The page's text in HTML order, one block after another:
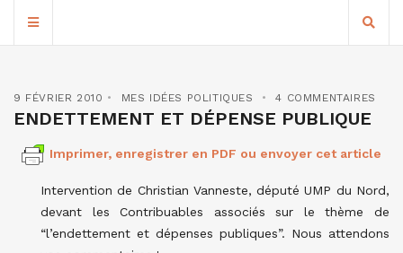
9 FÉVRIER 2010 MES IDÉES POLITIQUES 4 COMMENTAIRES
ENDETTEMENT ET DÉPENSE PUBLIQUE
Imprimer, enregistrer en PDF ou envoyer cet article
Intervention de Christian Vanneste, député UMP du Nord,
devant les Contribuables associés sur le thème de
“l’endettement et dépenses publiques”. Nous attendons